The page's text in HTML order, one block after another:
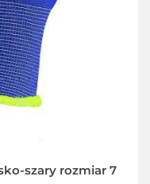
szary rozmiar 7